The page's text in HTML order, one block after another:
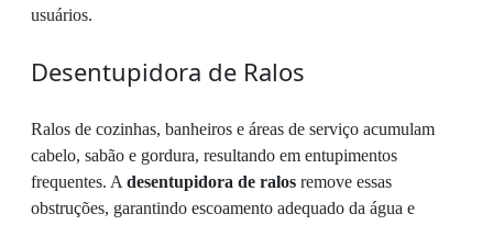
usuários.
Desentupidora de Ralos
Ralos de cozinhas, banheiros e áreas de serviço acumulam
cabelo, sabão e gordura, resultando em entupimentos
frequentes. A desentupidora de ralos remove essas
obstruções, garantindo escoamento adequado da água e